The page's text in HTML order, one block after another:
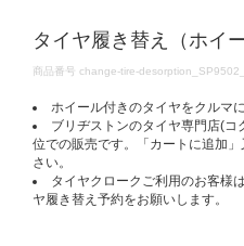
タイヤ履き替え（ホイ
DETAILS
商品番号 change-tire-
ホイール付きのタイヤをクルマ
ブリヂストンのタイヤ専門店(
位での販売です。「カートに追加
さい。
タイヤクロークご利用のお客様
ヤ履き替え予約をお願いします。